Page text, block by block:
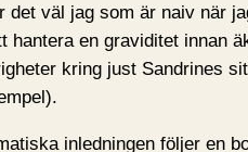
det väl jag som är naiv när
hantera en graviditet innan
kring just Sandrines
inledningen följer en